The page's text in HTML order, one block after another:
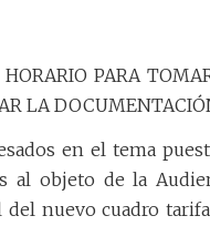
PARA
LA
en el tema
al objeto de la
del nuevo cuadro